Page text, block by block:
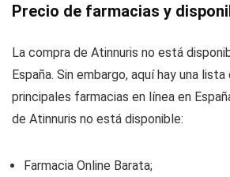
Precio de farmacias y
La compra de Atinnuris no está
España. Sin embargo, aquí hay una
principales farmacias en línea en
de Atinnuris no está disponible:
Farmacia Online Barata;